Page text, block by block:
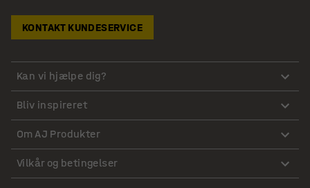
KONTAKT KUNDESERVICE
Kan vi hjælpe dig?
Bliv inspireret
Om AJ Produkter
Vilkår og betingelser